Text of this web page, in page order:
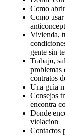
Como
Como
Vivienda,
gente sin
Trabajo,
problemas
contratos
Una guìa
Consejos
encontra
Donde
violacìon
Contactos